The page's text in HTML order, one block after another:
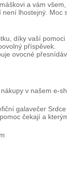
a vám
lhostejný.
díky vaší
příspěvek.
ovocné
v našem e-
galavečer
čekají a